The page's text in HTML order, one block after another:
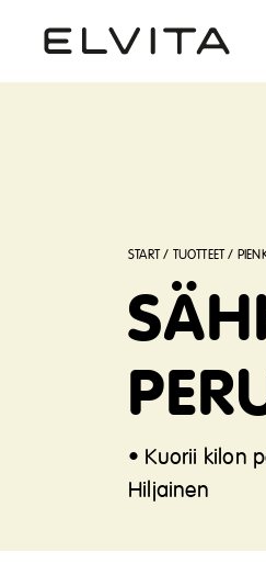
START/ TUOTTEET/
• Kuorii kilon
Hiljainen